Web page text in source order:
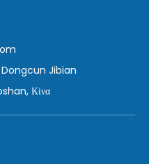
Dongcun Jibian
Κίνα